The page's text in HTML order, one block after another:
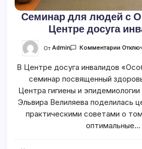
Семинар для людей с
Центре досуга
ОтAdmin КомментарииК
Для
С
Прошел
В
Центре
Досуга
В Центре досуга инвалидов
семинар посвященный
Центра гигиены и
Эльвира Велиляева поделилась
практическими советами о
оптимальные…